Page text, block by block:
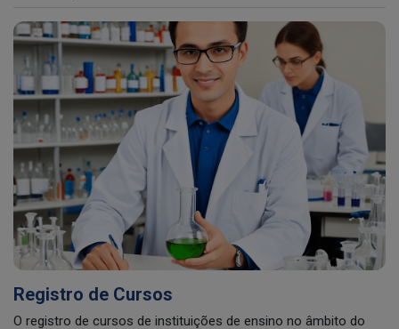
Registro de Cursos
O registro de cursos de instituições de ensino no âmbito do